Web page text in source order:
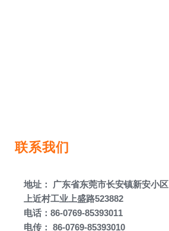
联系我们
地址： 广东省东莞市长安镇新安小区
上近村工业上盛路523882​​​​​​​
电话：86-0769-85393011 ​​​​​​​
电传： 86-0769-85393010